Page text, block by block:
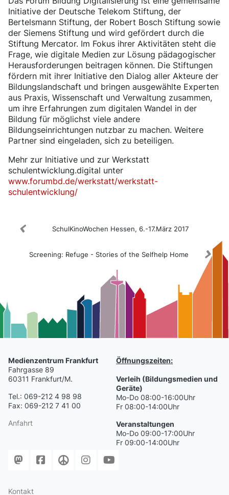
Initiative der Deutsche Telekom Stiftung, der
Bertelsmann Stiftung, der Robert Bosch Stiftung sowie
der Siemens Stiftung und wird gefördert durch die
Stiftung Mercator. Im Fokus ihrer Aktivitäten steht die
Frage, wie digitale Medien zur Lösung pädagogischer
Herausforderungen beitragen können. Die Stiftungen
fördern mit ihrer Initiative den Dialog aller Akteure der
Bildungslandschaft und bringen ausgewählte Experten
aus Praxis, Wissenschaft und Verwaltung zusammen,
um ihre Erfahrungen zum digitalen Wandel in der
Bildung für möglichst viele andere
Bildungseinrichtungen nutzbar zu machen. Weitere
Partner sind eingeladen, sich zu beteiligen.
Mehr zur Initiative und zur Werkstatt
schulentwicklung.digital unter
www.forumbd.de/werkstatt/werkstatt-
schulentwicklung/
SchulKinoWochen Hessen, 6.-17.März 2017
Screening: Refuge - Stories of the Selfhelp Home
Medienzentrum Frankfurt
Fahrgasse 89
60311 Frankfurt/M.
Tel.: 069-212 4 98 98
Fax: 069-212 7 41 00
Anfahrt
Öffnungszeiten:
Verleih (Bildungsmedien und
Geräte)
Mo-Do 08:00-16:00Uhr
Fr 08:00-14:00Uhr
Veranstaltungen
Mo-Do 09:00-17:00Uhr
Fr 09:00-14:00Uhr
Kontakt